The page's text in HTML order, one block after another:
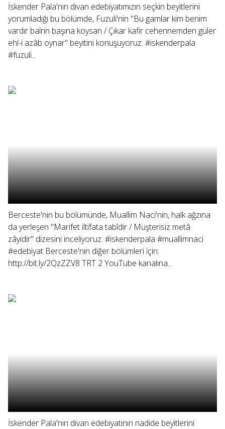
İskender Pala'nın divan edebiyatımızın seçkin beyitlerini
yorumladığı bu bölümde, Fuzuli'nin "Bu gamlar kim benim
vardır baîrin başına koysan / Çıkar kafir cehennemden güler
ehl-i azâb oynar" beyitini konuşuyoruz. #iskenderpala
#fuzuli...
Berceste'nin bu bölümünde, Muallim Naci'nin, halk ağzına
da yerleşen "Marifet iltifata tabîdir / Müşterisiz metâ
zâyidir" dizesini inceliyoruz. #iskenderpala #muallimnaci
#edebiyat Berceste'nin diğer bölümleri için:
http://bit.ly/2QzZZV8 TRT 2 YouTube kanalına...
İskender Pala'nın divan edebiyatının nadide beyitlerini